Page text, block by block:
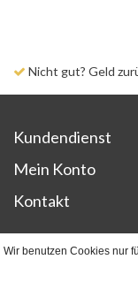
Nicht gut? Geld
Kundendienst
Mein Konto
Kontakt
Wir benutzen Cookies nur